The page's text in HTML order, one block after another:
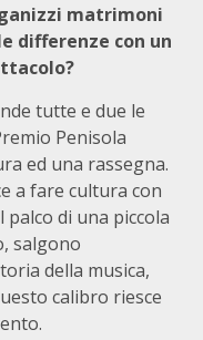
matrimoni
differenze con un
tutte e due le
Penisola
ed una rassegna.
a fare cultura con
palco di una piccola
salgono
della musica,
calibro riesce